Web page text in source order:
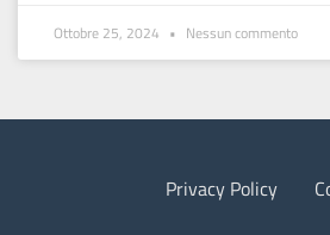
Ottobre 25, 2024 Nessun commento
Privacy Policy